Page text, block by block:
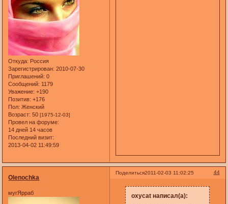
Откуда: Россия
Зарегистрирован: 2010-07-30
Приглашений: 0
Сообщений: 1179
Уважение: +190
Позитив: +176
Пол: Женский
Возраст: 50[1975-12-03]
Провел на форуме:
14 дней 14 часов
Последний визит:
2013-04-02 11:49:59
Поделиться 44
2011-02-03 11:02:25
Olenochka
мугЯрраб oxycat написал(а):